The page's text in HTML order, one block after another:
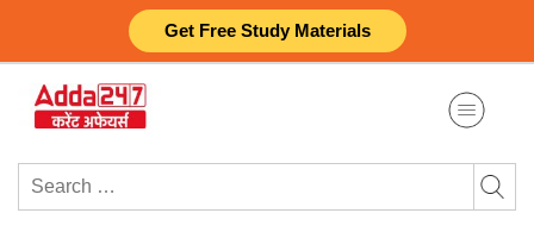
Get Free Study Materials
content
Search